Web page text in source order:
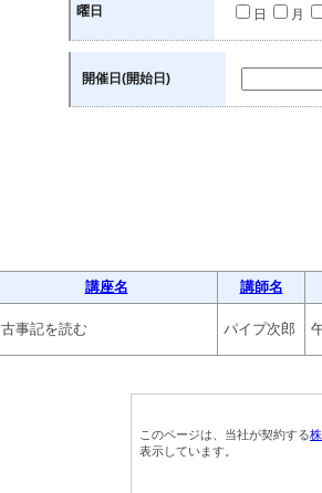
曜日 日 月
開催日(開始日)
講座名 講師名
古事記を読む パイプ次郎
このページは、当社が契約する
表示しています。